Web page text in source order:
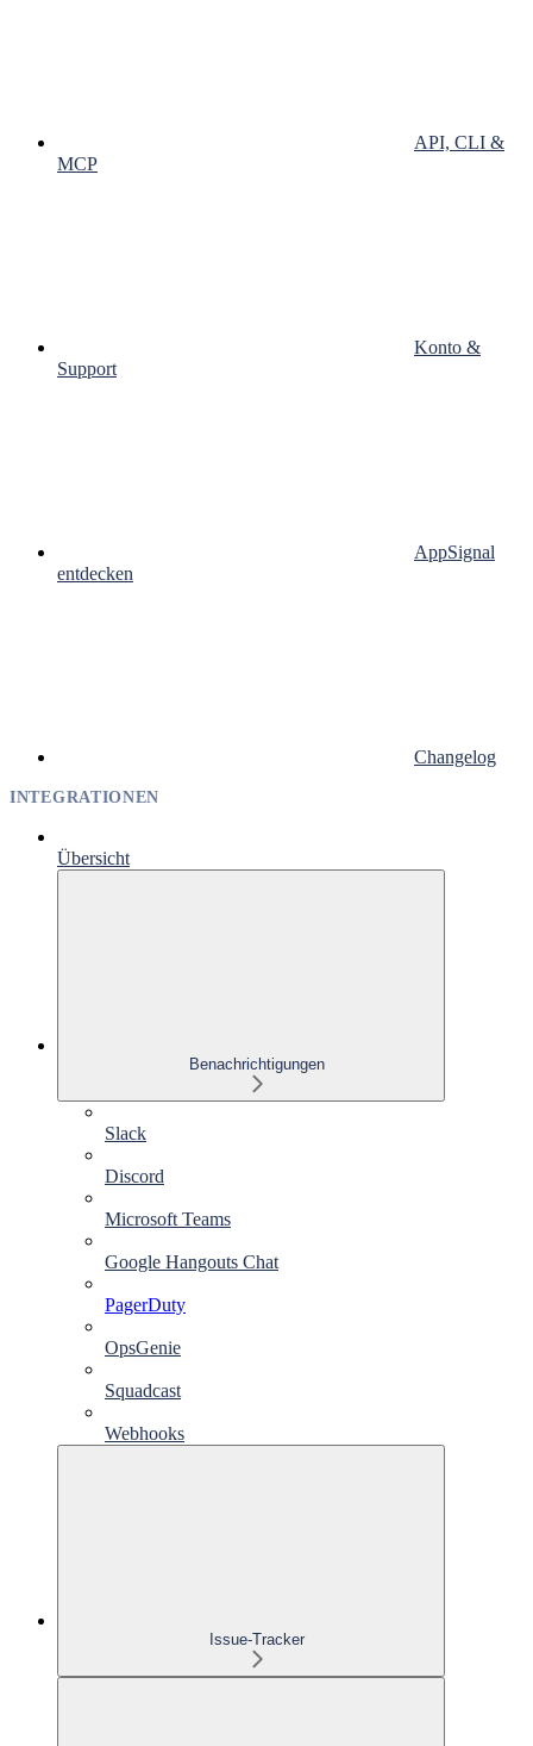
API, CLI &
MCP
Konto &
Support
AppSignal
entdecken
Changelog
INTEGRATIONEN
Übersicht
Benachrichtigungen
Slack
Discord
Microsoft Teams
Google Hangouts Chat
PagerDuty
OpsGenie
Squadcast
Webhooks
Issue-Tracker